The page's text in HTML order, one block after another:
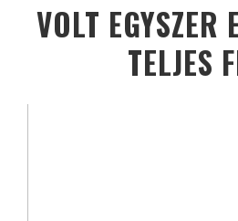
VOLT EGYSZER
TELJES